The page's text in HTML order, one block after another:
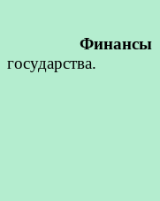
Финансы
государства.